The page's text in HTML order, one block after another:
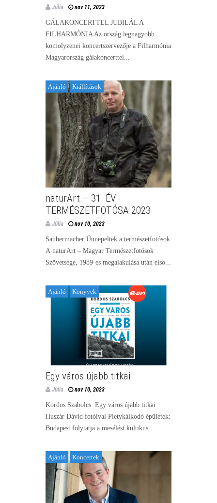
Júlia nov 11, 2023
GÁLAKONCERTTEL JUBILÁL A
FILHARMÓNIA Az ország legnagyobb
komolyzenei koncertszervezője a Filharmónia
Magyarország gálakoncerttel...
Ajánló Kiállítások
naturArt – 31. ÉV
TERMÉSZETFOTÓSA 2023
Júlia nov 10, 2023
Saubermacher Ünnepeltek a természetfotósok
A naturArt – Magyar Természetfotósok
Szövetsége, 1989-es megalakulása után első...
Ajánló Könyvek
Egy város újabb titkai
Júlia nov 10, 2023
Kordos Szabolcs: Egy város újabb titkai
Huszár Dávid fotóival Pletykálkodó épületek:
Budapest folytatja a mesélést kultikus...
Ajánló Koncertek